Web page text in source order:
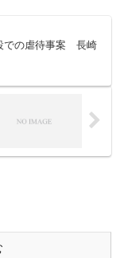
での虐待事案 長崎